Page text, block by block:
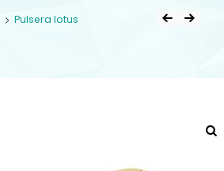
Pulsera lotus